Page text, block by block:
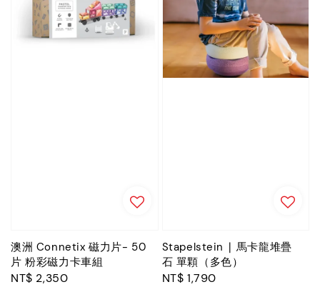
澳洲 Connetix 磁力片- 50
片 粉彩磁力卡車組
Regular
NT$ 2,350
Stapelstein ∣ 馬卡龍堆疊
石 單顆（多色）
Regular
NT$ 1,790